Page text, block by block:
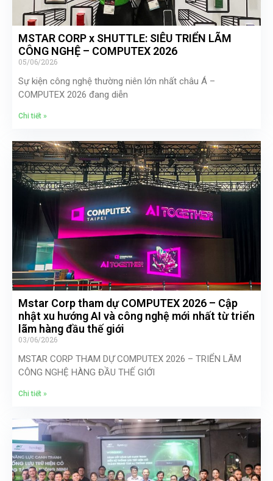
MSTAR CORP x SHUTTLE: SIÊU TRIỂN LÃM
CÔNG NGHỆ – COMPUTEX 2026
05/06/2026
Sự kiện công nghệ thường niên lớn nhất châu Á –
COMPUTEX 2026 đang diễn
Chi tiết »
Mstar Corp tham dự COMPUTEX 2026 – Cập
nhật xu hướng AI và công nghệ mới nhất từ triển
lãm hàng đầu thế giới
03/06/2026
MSTAR CORP THAM DỰ COMPUTEX 2026 – TRIỂN LÃM
CÔNG NGHỆ HÀNG ĐẦU THẾ GIỚI
Chi tiết »